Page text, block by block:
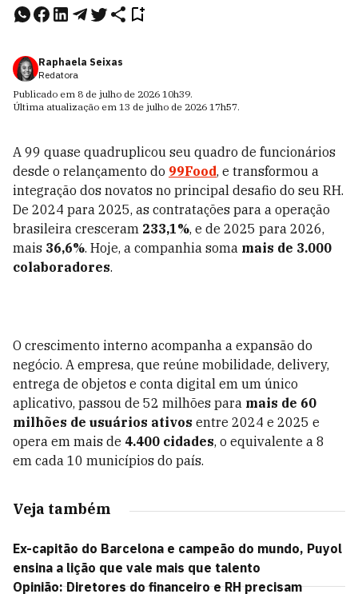
Raphaela Seixas
Redatora
Publicado em 8 de julho de 2026 10h39.
Última atualização em 13 de julho de 2026 17h57.
A 99 quase quadruplicou seu quadro de funcionários
desde o relançamento do 99Food, e transformou a
integração dos novatos no principal desafio do seu RH.
De 2024 para 2025, as contratações para a operação
brasileira cresceram 233,1%, e de 2025 para 2026,
mais 36,6%. Hoje, a companhia soma mais de 3.000
colaboradores.
O crescimento interno acompanha a expansão do
negócio. A empresa, que reúne mobilidade, delivery,
entrega de objetos e conta digital em um único
aplicativo, passou de 52 milhões para mais de 60
milhões de usuários ativos entre 2024 e 2025 e
opera em mais de 4.400 cidades, o equivalente a 8
em cada 10 municípios do país.
Veja também
Ex-capitão do Barcelona e campeão do mundo, Puyol
ensina a lição que vale mais que talento
Opinião: Diretores do financeiro e RH precisam